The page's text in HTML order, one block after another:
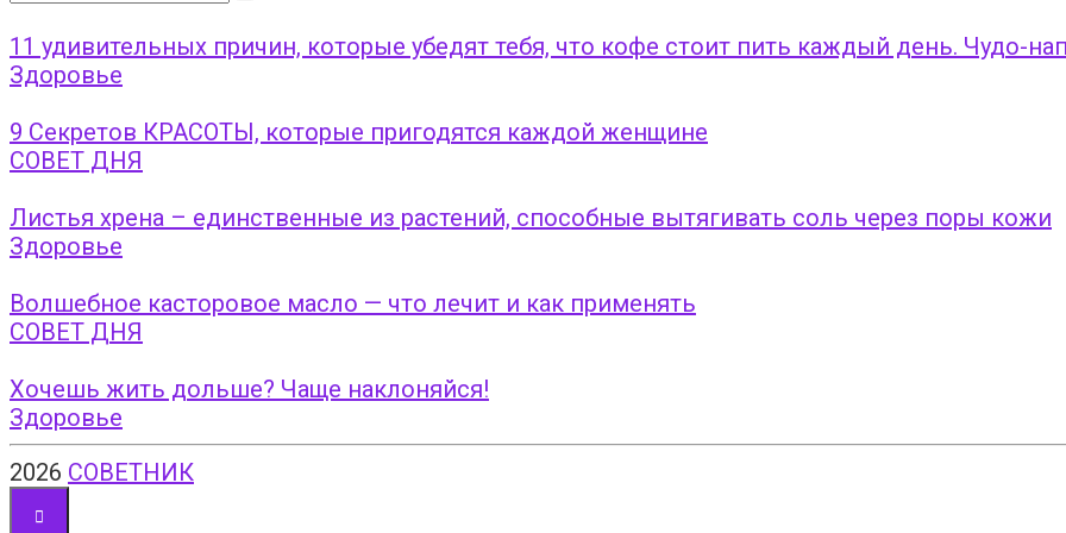
11 удивительных причин, которые убедят тебя, что кофе стоит пить каждый день. Чудо-
Здоровье
9 Секретов КРАСОТЫ, которые пригодятся каждой женщине
СОВЕТ ДНЯ
Листья хрена – единственные из растений, способные вытягивать соль через поры кожи
Здоровье
Волшебное касторовое масло — что лечит и как применять
СОВЕТ ДНЯ
Хочешь жить дольше? Чаще наклоняйся!
Здоровье
2026 СОВЕТНИК